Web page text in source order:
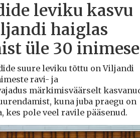
leviku kasvu
haiglas
üle 30 inimese
suure leviku tõttu on Viljandi
ravi- ja
märkimisväärselt
kuna juba praegu on
kes pole veel ravile pääsenud.